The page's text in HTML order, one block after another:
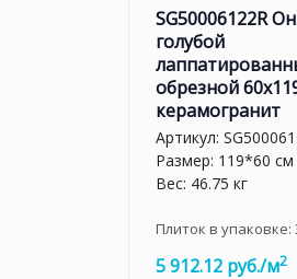
SG50006122R
голубой
обрезной
керамогранит
Артикул:
Размер: 119*60 см
Вес: 46.75 кг
Плиток в упаковке:
5 912.12 руб./м2